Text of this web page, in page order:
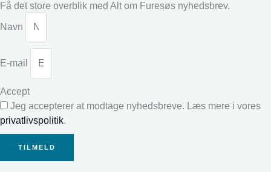
Få det store overblik med Alt om Furesøs nyhedsbrev.
Navn
E-mail
Accept
Jeg accepterer at modtage nyhedsbreve. Læs mere i vores
privatlivspolitik.
TILMELD